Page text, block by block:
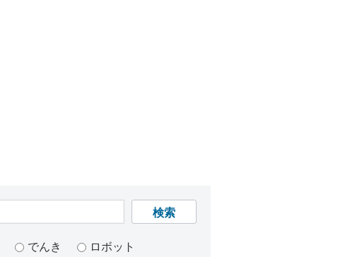
検索
でんき
ロボット